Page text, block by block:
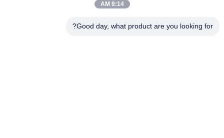
9:14 AM
Good day, what product are you looking for?